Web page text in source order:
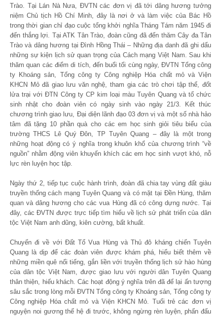
Trào. Tại Lán Nà Nưa, ĐVTN các đơn vị đã tới dâng hương tưởng
niệm Chủ tịch Hồ Chí Minh, đây là nơi ở và làm việc của Bác Hồ
trong thời gian chỉ đạo cuộc tổng khởi nghĩa Tháng Tám năm 1945 đi
đến thắng lợi. Tại ATK Tân Trào, đoàn cũng đã đến thăm Cây đa Tân
Trào và dâng hương tại Đình Hồng Thái – Những địa danh đã ghi dấu
những sự kiện lịch sử quan trọng của Cách mạng Việt Nam. Sau khi
thăm quan các điểm di tích, đến buổi tối cùng ngày, ĐVTN Tổng công
ty Khoáng sản, Tổng công ty Công nghiệp Hóa chất mỏ và Viện
KHCN Mỏ đã giao lưu văn nghệ, tham gia các trò chơi tập thể, đốt
lửa trại với ĐTN Công ty CP kim loại màu Tuyên Quang và tổ chức
sinh nhật cho đoàn viên có ngày sinh vào ngày 21/3. Kết thúc
chương trình giao lưu, Đại diện lãnh đạo 03 đơn vị và một số nhà hảo
tâm đã tặng 10 phần quà cho các em học sinh giỏi tiêu biểu của
trường THCS Lê Quý Đôn, TP Tuyên Quang – đây là một trong
những hoạt động có ý nghĩa trong khuôn khổ của chương trình “về
nguồn” nhằm động viên khuyến khích các em học sinh vượt khó, nỗ
lực rèn luyện học tập.
Ngày thứ 2, tiếp tục cuộc hành trình, đoàn đã chia tay vùng đất giàu
truyền thống cách mạng Tuyên Quang và có mặt tại Đền Hùng, thăm
quan và dâng hương cho các vua Hùng đã có công dựng nước. Tại
đây, các ĐVTN được trực tiếp tìm hiểu về lịch sử phát triển của dân
tộc Việt Nam anh dũng, kiên cường, bất khuất.
Chuyến đi về với Đất Tổ Vua Hùng và Thủ đô kháng chiến Tuyên
Quang là dịp để các đoàn viên được khám phá, hiểu biết thêm về
những miền quê nổi tiếng, gắn liền với truyền thống lịch sử hào hùng
của dân tộc Việt Nam, được giao lưu với người dân Tuyên Quang
thân thiện, hiếu khách. Các hoạt động ý nghĩa trên đã để lại ấn tượng
sâu sắc trong lòng mỗi ĐVTN Tổng công ty Khoáng sản, Tổng công ty
Công nghiệp Hóa chất mỏ và Viện KHCN Mỏ. Tuổi trẻ các đơn vị
nguyện noi gương thế hệ đi trước, không ngừng rèn luyện, phấn đấu